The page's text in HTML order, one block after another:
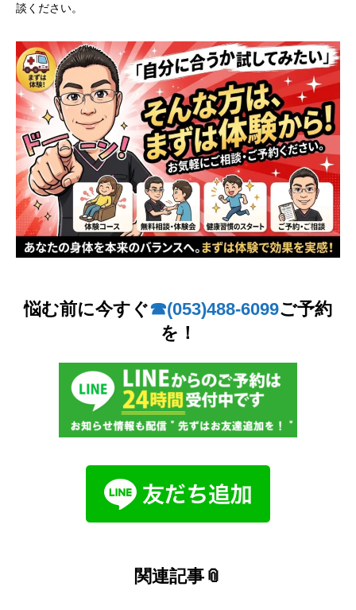
談ください。
悩む前に今すぐ☎︎(053)488-6099ご予約
を！
関連記事📎